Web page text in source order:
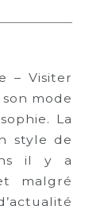
– Visiter
mode
La
style de
il y a
malgré